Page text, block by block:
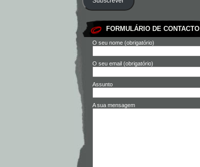
FORMULÁRIO DE CONTACTO
O seu nome (obrigatório)
O seu email (obrigatório)
Assunto
A sua mensagem